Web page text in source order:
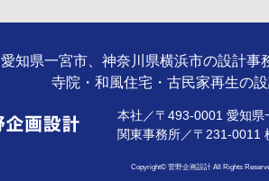
愛知県一宮市、神奈川県横浜市の設計事
寺院・和風住宅・古民家再生の
本社／〒493-0001 愛知
関東事務所／〒231-0011
Copyright© 菅野企画設計 All Rights